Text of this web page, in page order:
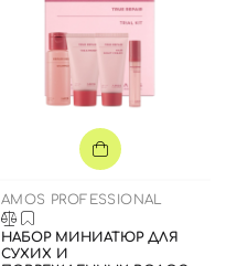
AMOS PROFESSIONAL
НАБОР МИНИАТЮР ДЛЯ
СУХИХ И